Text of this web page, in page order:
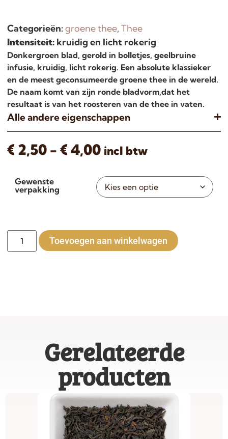
Categorieën:groene thee, Thee
Intensiteit: kruidig en licht rokerig
Donkergroen blad, gerold in bolletjes, geelbruine
infusie, kruidig, licht rokerig. Een absolute klassieker
en de meest geconsumeerde groene thee in de wereld.
De naam komt van zijn ronde bladvorm,dat het
resultaat is van het roosteren van de thee in vaten.
Alle andere eigenschappen
€ 2,50 - € 4,00 incl btw
Gewenste
verpakking
Toevoegen aan winkelwagen
Gerelateerde
producten